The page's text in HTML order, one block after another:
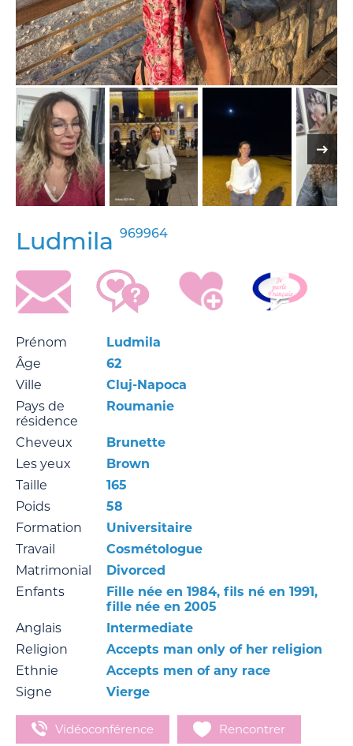
Ludmila 969964
Prénom
Ludmila
Âge
62
Ville
Cluj-Napoca
Pays de
résidence
Roumanie
Cheveux
Brunette
Les yeux
Brown
Taille
165
Poids
58
Formation
Universitaire
Travail
Cosmétologue
Matrimonial
Divorced
Enfants
Fille née en 1984, fils né en 1991,
fille née en 2005
Anglais
Intermediate
Religion
Accepts man only of her religion
Ethnie
Accepts men of any race
Signe
Vierge
Vidéoconférence Rencontrer